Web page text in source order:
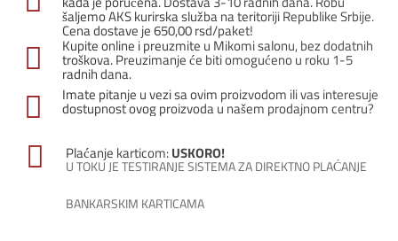
-
Tamni
orah
količina
šaljemo AKS kurirska služba na teritoriji Republike Srbije.
Cena dostave je 650,00 rsd/paket!
Kupite online i preuzmite u Mikomi salonu, bez dodatnih
troškova. Preuzimanje će biti omogućeno u roku 1-5
radnih dana.
Imate pitanje u vezi sa ovim proizvodom ili vas interesuje
dostupnost ovog proizvoda u našem prodajnom centru?
Plaćanje karticom:USKORO!
U TOKU JE TESTIRANJE SISTEMA ZA DIREKTNO PLAĆANJE
BANKARSKIM KARTICAMA